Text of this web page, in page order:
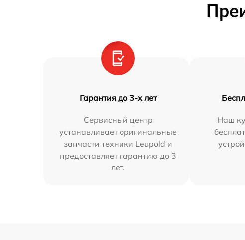
Гарантия до 3-х лет
Сервисный центр
устанавливает оригинальные
запчасти техники Leupold и
предоставляет гарантию до 3
лет.
Наш